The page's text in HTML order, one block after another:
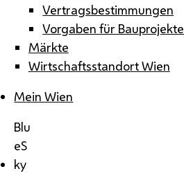
Vertragsbestimmungen
Vorgaben für Bauprojekte
Märkte
Wirtschaftsstandort Wien
Mein Wien
Blu
eS
ky